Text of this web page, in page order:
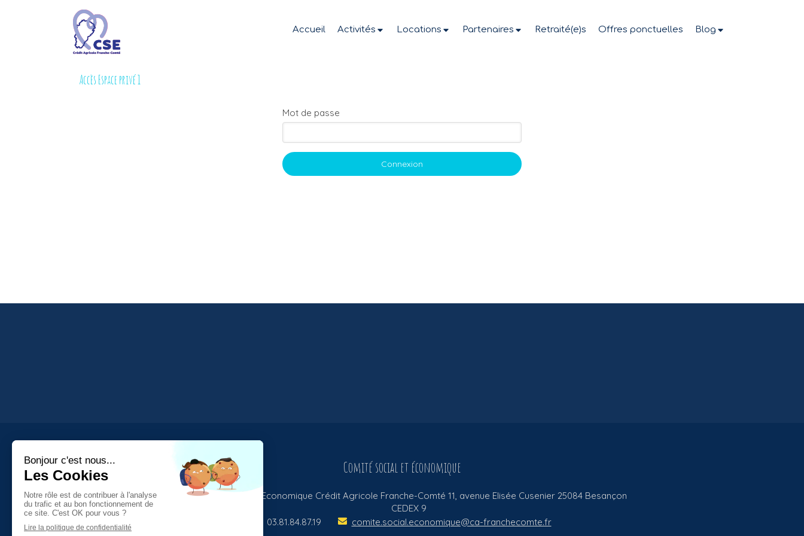
Accueil Activités Locations Partenaires Retraité(e)s Offres ponctuelles Blog
Accès Espace privé 1
Mot de passe
Connexion
Comité social et économique
Comité Social et Economique Crédit Agricole Franche-Comté 11, avenue Elisée Cusenier 25084 Besançon
CEDEX 9
03.81.84.87.19
comite.social.economique@ca-franchecomte.fr